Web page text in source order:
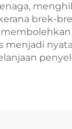
brek-
menjadi